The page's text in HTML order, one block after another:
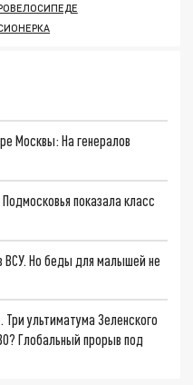
Москвы: На генералов
показала класс
ВСУ. Но беды для малышей не
ультиматума Зеленского
Глобальный прорыв под